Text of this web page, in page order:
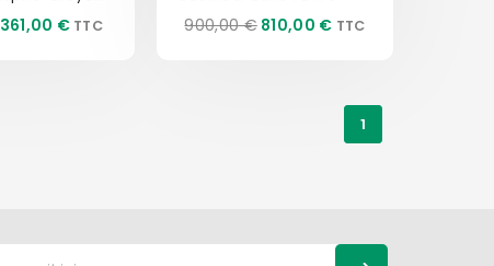
Prix
361,00 €
Prix
900,00 € Prix
810,00 €
1